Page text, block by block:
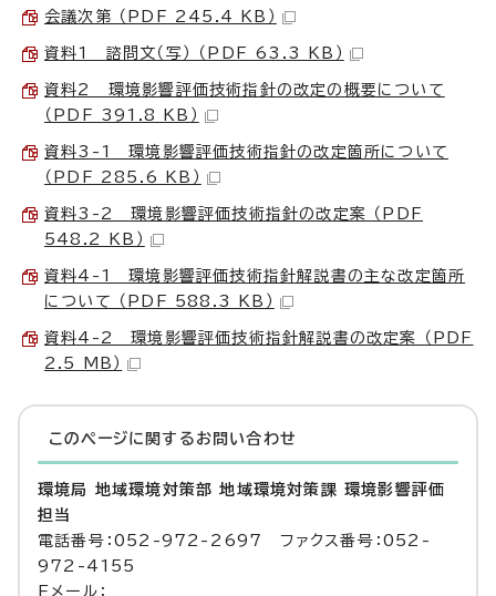
会議次第 （PDF 245.4 KB）
資料1 諮問文（写） （PDF 63.3 KB）
資料2 環境影響評価技術指針の改定の概要について
（PDF 391.8 KB）
資料3-1 環境影響評価技術指針の改定箇所について
（PDF 285.6 KB）
資料3-2 環境影響評価技術指針の改定案 （PDF
548.2 KB）
資料4-1 環境影響評価技術指針解説書の主な改定箇所
について （PDF 588.3 KB）
資料4-2 環境影響評価技術指針解説書の改定案 （PDF
2.5 MB）
このページに関する お問い合わせ
環境局 地域環境対策部 地域環境対策課 環境影響評価
担当
電話番号：052-972-2697 ファクス番号：052-
972-4155
Eメール：